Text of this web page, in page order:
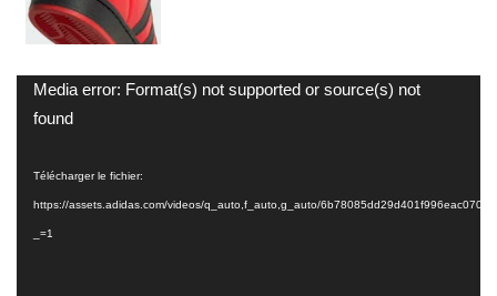
Lecteur
vidéo
Media error: Format(s) not supported or source(s) not
found
Télécharger le fichier:
https://assets.adidas.com/videos/q_auto,f_auto,g_auto/
_=1